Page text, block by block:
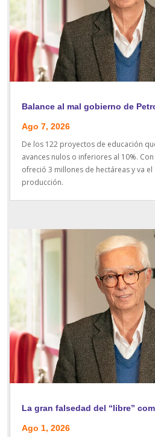
Balance al mal gobierno de
Ago 7, 2026
De los 122 proyectos de educación
avances nulos o inferiores al 10%.
ofreció 3 millones de hectáreas y va
producción.
La gran falsedad del “libre”
Ago 1, 2026